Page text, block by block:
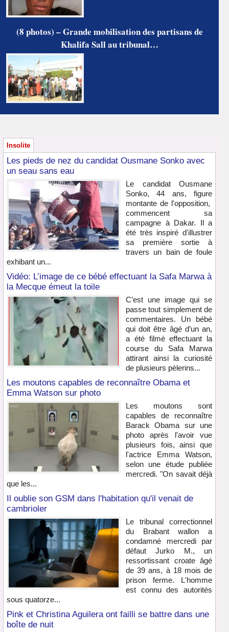
(8 photos) – Grande mobilisation des partisans de
Khalifa Sall au tribunal…
Insolite
Les pieds de nez du candidat Ousmane Sonko avec
un seau sans eau
Le candidat Ousmane
Sonko, 44 ans, figure
montante de l'opposition,
commencent sa
campagne à Dakar. Il a
été très inspiré d'illustrer
sa première sortie à
travers un bain de foule
exhibant un...
Vidéo: L’image de ce bébé effectuant la Safa Marwa à
la Mecque émeut la toile
C’est une image qui se
passe tout simplement de
commentaires. Un bébé
qui doit être âgé d’un an,
a été filmé effectuant la
course du Safa Marwa
attirant ainsi la curiosité
de plusieurs pèlerins...
Les moutons capables de reconnaître Obama et
Emma Watson sur photo
Les moutons sont
capables de reconnaître
Barack Obama sur une
photo après l'avoir vue
plusieurs fois, ainsi que
l'actrice Emma Watson,
selon une étude publiée
mercredi. "On savait déjà
que les...
Il oublie son GSM dans l'habitation qu'il venait de
cambrioler
Le tribunal correctionnel
du Brabant wallon a
condamné mercredi par
défaut Jurko M., un
ressortissant croate âgé
de 39 ans, à 18 mois de
prison ferme. L'homme
est connu des autorités
sous quatorze...
Pink et Christina Aguilera ont failli se battre dans une
boîte de nuit